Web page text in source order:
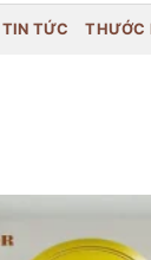
TIN TỨC THƯỚC